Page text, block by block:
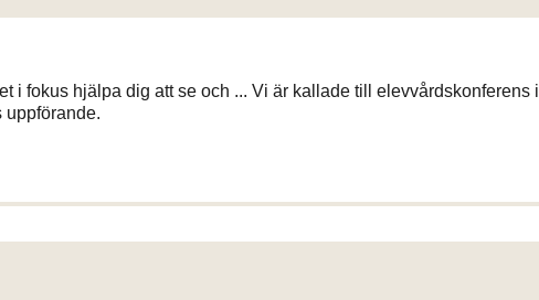
i fokus hjälpa dig att se och ... Vi är kallade till elevvårdskonferens i
uppförande.